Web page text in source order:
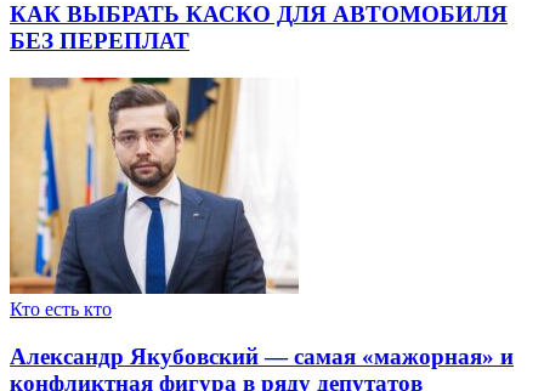
КАК ВЫБРАТЬ КАСКО ДЛЯ АВТОМОБИЛЯ
БЕЗ ПЕРЕПЛАТ
Кто есть кто
Александр Якубовский — самая «мажорная» и
конфликтная фигура в ряду депутатов